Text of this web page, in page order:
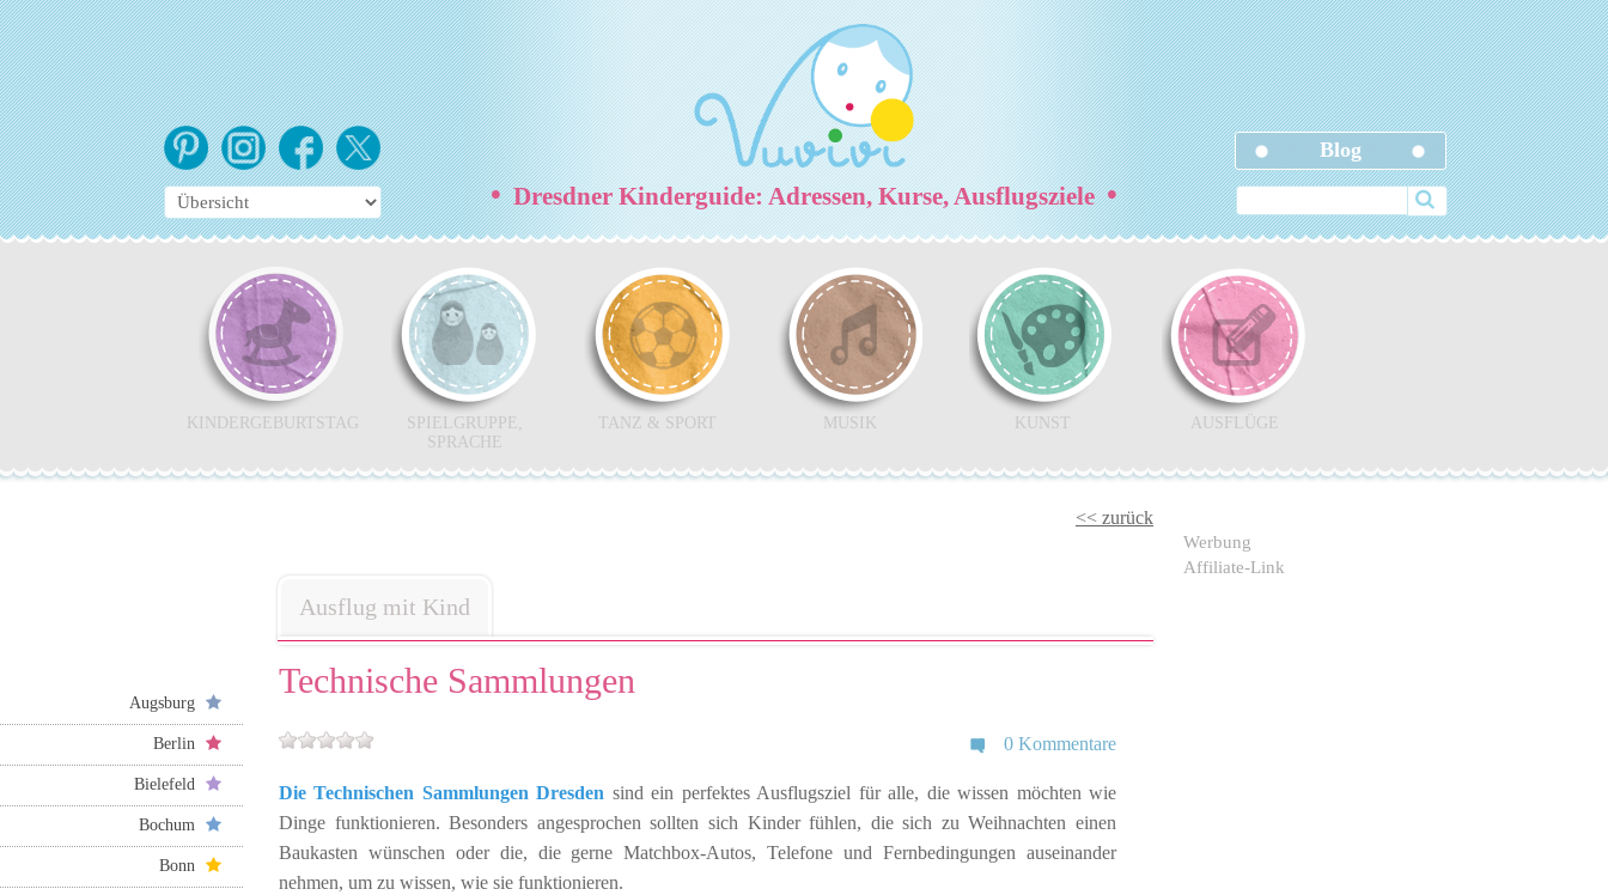
Blog
•Dresdner Kinderguide: Adressen, Kurse, Ausflugsziele•
KINDERGEBURTSTAG
SPIELGRUPPE,
SPRACHE
TANZ & SPORT MUSIK KUNST AUSFLÜGE
Ausflug mit Kind
Augsburg
Berlin
Bielefeld
Bochum
Bonn
<< zurück
Technische Sammlungen
0 Kommentare
Die Technischen Sammlungen Dresden sind ein perfektes Ausflugsziel für alle, die wissen möchten wie
Dinge funktionieren. Besonders angesprochen sollten sich Kinder fühlen, die sich zu Weihnachten einen
Baukasten wünschen oder die, die gerne Matchbox-Autos, Telefone und Fernbedingungen auseinander
nehmen, um zu wissen, wie sie funktionieren.
Werbung
Affiliate-Link